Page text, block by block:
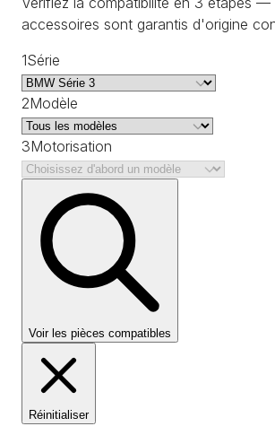
accessoires sont garantis d'origine
1Série
2Modèle
3Motorisation
Voir les pièces compatibles
Réinitialiser